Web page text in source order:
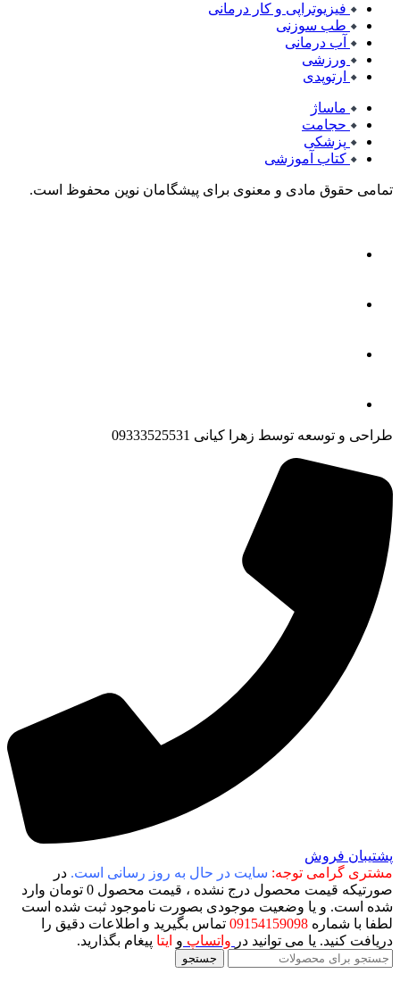
فیزیوتراپی و کار درمانی
طب سوزنی
آب درمانی
ورزشی
ارتوپدی
ماساژ
حجامت
پزشکی
کتاب آموزشی
تمامی حقوق مادی و معنوی برای پیشگامان نوین محفوظ است.
طراحی و توسعه توسط زهرا کیانی 09333525531
پشتیبان فروش
مشتری گرامی توجه: سایت در حال به روز رسانی است. در
صورتیکه قیمت محصول درج نشده ، قیمت محصول 0 تومان وارد
شده است. و یا وضعیت موجودی بصورت ناموجود ثبت شده است
لطفا با شماره 09154159098 تماس بگیرید و اطلاعات دقیق را
دریافت کنید. یا می توانید در واتساپ و ایتا پیغام بگذارید.
جستجو